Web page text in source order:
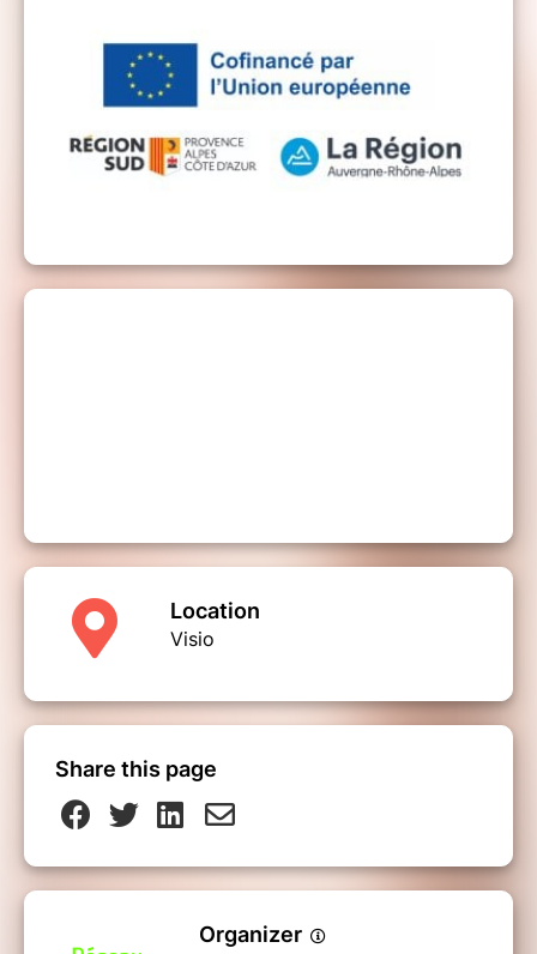
Location
Visio
Share this page
Organizer